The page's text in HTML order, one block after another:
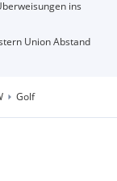
ins
Union Abstand
Golf